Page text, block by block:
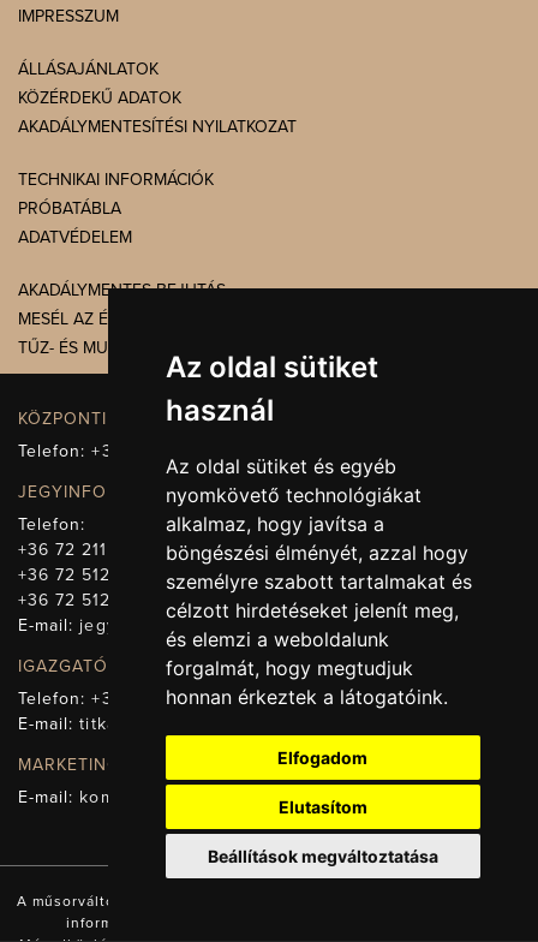
Az oldal sütiket
használ
Az oldal sütiket és egyéb
nyomkövető technológiákat
alkalmaz, hogy javítsa a
böngészési élményét, azzal hogy
személyre szabott tartalmakat és
célzott hirdetéseket jelenít meg,
és elemzi a weboldalunk
forgalmát, hogy megtudjuk
honnan érkeztek a látogatóink.
Elfogadom
Elutasítom
Beállítások megváltoztatása
IMPRESSZUM
ÁLLÁSAJÁNLATOK
KÖZÉRDEKŰ ADATOK
AKADÁLYMENTESÍTÉSI NYILATKOZAT
TECHNIKAI INFORMÁCIÓK
PRÓBATÁBLA
ADATVÉDELEM
AKADÁLYMENTES BEJUTÁS
MESÉL AZ ÉPÜLET
TŰZ- ÉS MUNKAVÉDELEM
KÖZPONTI ELÉRHETŐSÉG, TELEFONKÖZPONT
Telefon:+36 72 512-660
JEGYINFORMÁCIÓ
Telefon:
+36 72 211-965
+36 72 512-669
+36 72 512-675
E-mail: jegy@pnsz.hu
IGAZGATÓSÁG, TITKÁRSÁG
Telefon:+36 72 512-671
E-mail:titkarsag@pnsz.hu
MARKETING, SAJTÓ, KOMMUNIKÁCIÓ
E-mail: kommunikacio@pnsz.hu
A műsorváltozás jogát fenntartjuk! A honlapon található valamennyi
információ a Pécsi Nemzeti Színház tulajdonát képezi.